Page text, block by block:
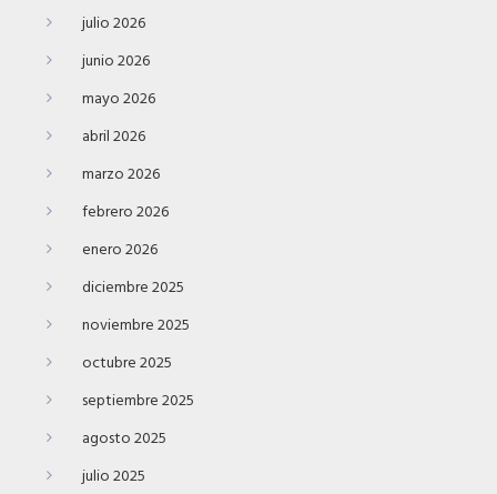
julio 2026
junio 2026
mayo 2026
abril 2026
marzo 2026
febrero 2026
enero 2026
diciembre 2025
noviembre 2025
octubre 2025
septiembre 2025
agosto 2025
julio 2025